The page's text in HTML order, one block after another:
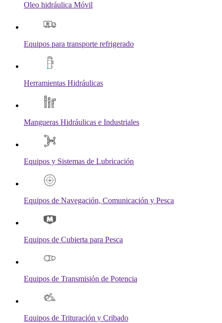
Oleo hidráulica Móvil
Equipos para transporte refrigerado
Herramientas Hidráulicas
Mangueras Hidráulicas e Industriales
Equipos y Sistemas de Lubricación
Equipos de Navegación, Comunicación y Pesca
Equipos de Cubierta para Pesca
Equipos de Transmisión de Potencia
Equipos de Trituración y Cribado